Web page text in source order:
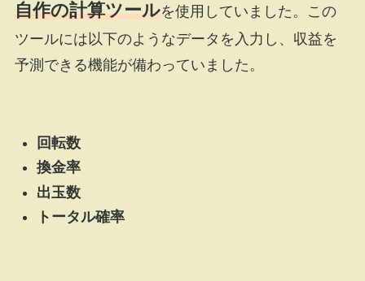
自作の計算ツールを使用していました。この
ツールには以下のようなデータを入力し、収益を
予測できる機能が備わっていました。
回転数
換金率
出玉数
トータル確率